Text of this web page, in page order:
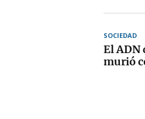
SOCIEDAD
El ADN
murió